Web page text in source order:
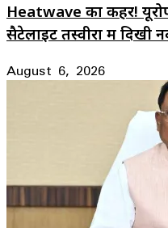
Heatwave का कहर!
सैटेलाइट तस्वीरों में दिखी
August 6, 2026